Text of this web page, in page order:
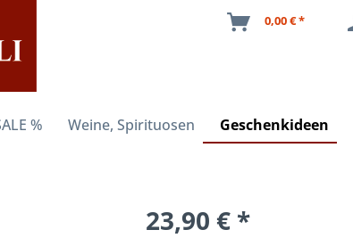
0,00 € *
% Weine, Spirituosen Geschenkideen
23,90 € *